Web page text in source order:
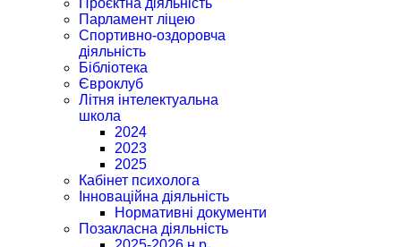
Проєктна діяльність
Парламент ліцею
Спортивно-оздоровча
діяльність
Бібліотека
Євроклуб
Літня інтелектуальна
школа
2024
2023
2025
Кабінет психолога
Інноваційна діяльність
Нормативні документи
Позакласна діяльність